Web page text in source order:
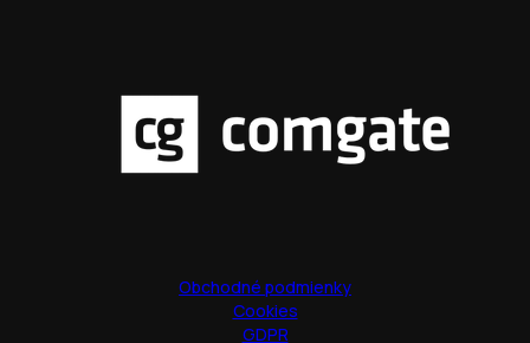
Obchodné podmienky
Cookies
GDPR